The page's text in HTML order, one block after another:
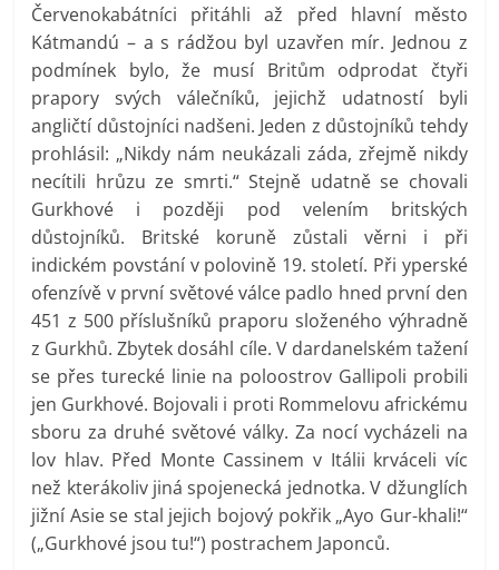
Červenokabátníci přitáhli až před hlavní město
Kátmandú – a s rádžou byl uzavřen mír. Jednou z
podmínek bylo, že musí Britům odprodat čtyři
prapory svých válečníků, jejichž udatností byli
angličtí důstojníci nadšeni. Jeden z důstojníků tehdy
prohlásil: „Nikdy nám neukázali záda, zřejmě nikdy
necítili hrůzu ze smrti.“ Stejně udatně se chovali
Gurkhové i později pod velením britských
důstojníků. Britské koruně zůstali věrni i při
indickém povstání v polovině 19. století. Při yperské
ofenzívě v první světové válce padlo hned první den
451 z 500 příslušníků praporu složeného výhradně
z Gurkhů. Zbytek dosáhl cíle. V dardanelském tažení
se přes turecké linie na poloostrov Gallipoli probili
jen Gurkhové. Bojovali i proti Rommelovu africkému
sboru za druhé světové války. Za nocí vycházeli na
lov hlav. Před Monte Cassinem v Itálii krváceli víc
než kterákoliv jiná spojenecká jednotka. V džunglích
jižní Asie se stal jejich bojový pokřik „Ayo Gur-khali!“
(„Gurkhové jsou tu!“) postrachem Japonců.